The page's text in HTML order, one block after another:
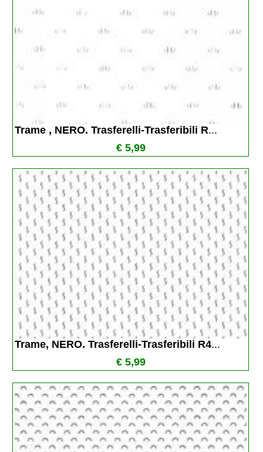
Trame , NERO. Trasferelli-Trasferibili R...
€ 5,99
Trame, NERO. Trasferelli-Trasferibili R4...
€ 5,99